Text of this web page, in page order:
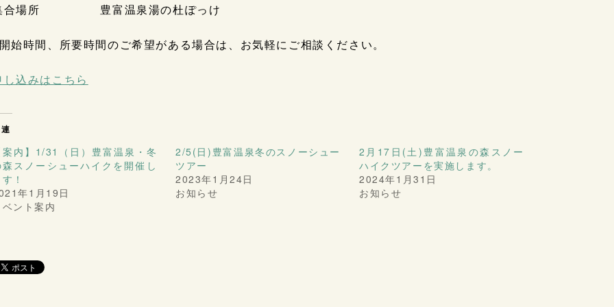
合場所 豊富温泉湯の杜ぽっけ
始時間、所要時間のご希望がある場合は、お気軽にご相談ください。
し込みはこちら
案内】1/31（日）豊富温泉・冬
森スノーシューハイクを開催し
！
年1月19日
ント案内
2/5(日)豊富温泉冬のスノーシュー
ツアー
2023年1月24日
お知らせ
2月17日(土)豊富温泉の森スノー
ハイクツアーを実施します。
2024年1月31日
お知らせ